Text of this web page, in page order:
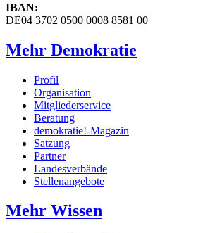
IBAN:
DE04 3702 0500 0008 8581 00
Mehr Demokratie
Profil
Organisation
Mitgliederservice
Beratung
demokratie!-Magazin
Satzung
Partner
Landesverbände
Stellenangebote
Mehr Wissen